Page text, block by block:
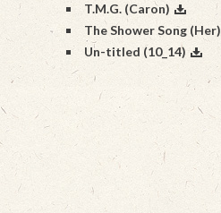
T.M.G. (Caron)
The Shower Song (Her)
Un-titled (10_14)